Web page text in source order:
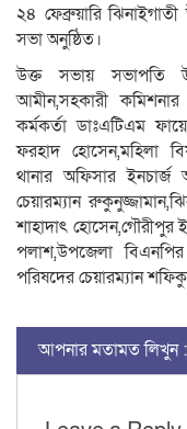
২৪ ফেব্রুয়ারি
সভা অনুষ্ঠিত।
উক্ত সভায় সভাপতি
আমীন,সহকারী কমিশনার
কর্মকর্তা ডাঃএটিএম
ফরহাদ হোসেন,মহিলা
থানার অফিসার
চেয়ারম্যান
শাহাদাৎ
পলাশ,উপজেলা
পরিষদের চেয়ারম্যান
আপনার মতামত লিখুন :